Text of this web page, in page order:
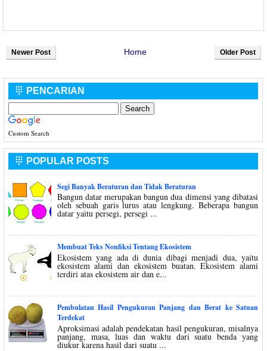
Newer Post Older Post
Home
 PENCARIAN
Custom Search
 POPULAR POSTS
Segi Banyak Beraturan dan Tidak Beraturan
Bangun datar merupakan bangun dua dimensi yang dibatasi
oleh sebuah garis lurus atau lengkung. Beberapa bangun
datar yaitu persegi, persegi ...
Membuat Teks Nonfiksi Tentang Ekosistem
Ekosistem yang ada di dunia dibagi menjadi dua, yaitu
ekosistem alami dan ekosistem buatan. Ekosistem alami
terdiri atas ekosistem air dan e...
Pembulatan Hasil Pengukuran Panjang dan Berat ke Satuan
Terdekat
Aproksimasi adalah pendekatan hasil pengukuran, misalnya
panjang, masa, luas dan waktu dari suatu benda yang
diukur karena hasil dari suatu ...